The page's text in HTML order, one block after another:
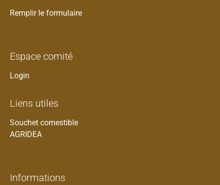
Remplir le formulaire
Espace comité
Login
Liens utiles
Souchet comestible
AGRIDEA
Informations